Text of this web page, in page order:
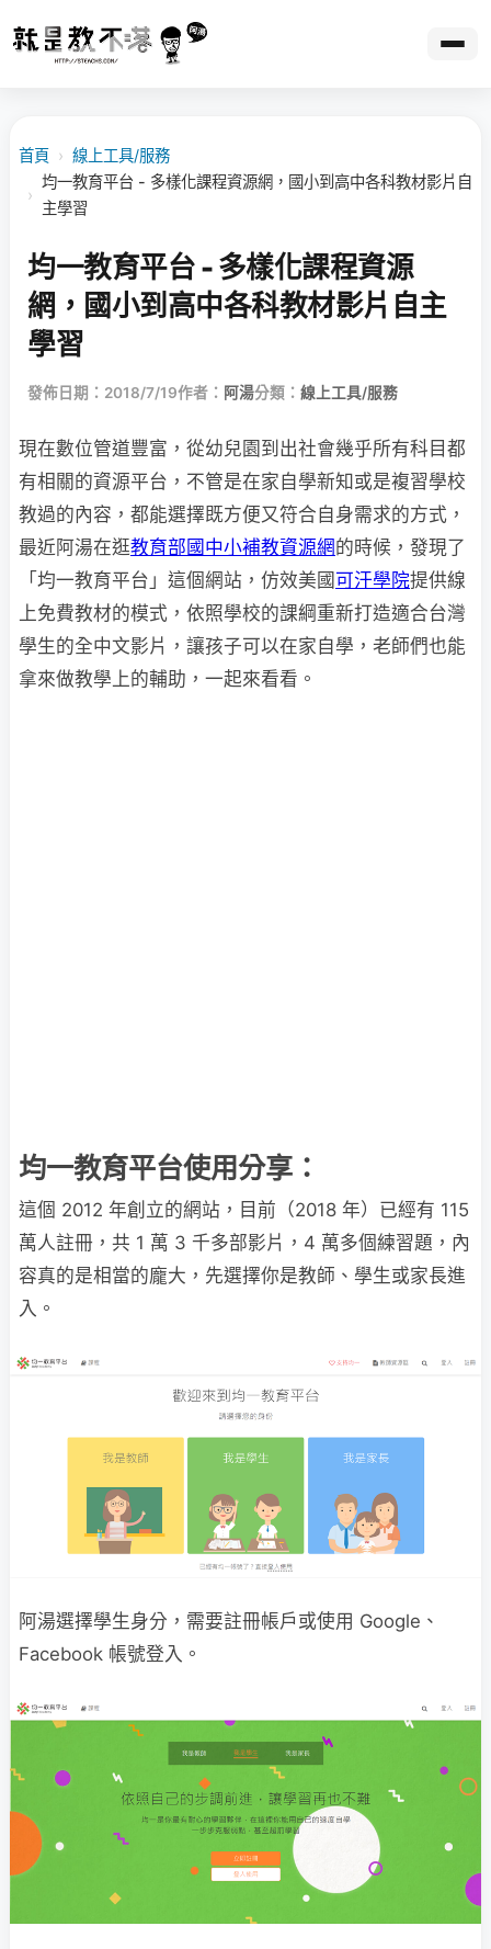
首頁 › 線上工具/服務
›
均一教育平台 - 多樣化課程資源網，國小到高中各科教材影片自
主學習
均一教育平台 - 多樣化課程資源
網，國小到高中各科教材影片自主
學習
發佈日期：2018/7/19作者： 阿湯分類： 線上工具/服務
現在數位管道豐富，從幼兒園到出社會幾乎所有科目都
有相關的資源平台，不管是在家自學新知或是複習學校
教過的內容，都能選擇既方便又符合自身需求的方式，
最近阿湯在逛教育部國中小補教資源網的時候，發現了
「均一教育平台」這個網站，仿效美國 可汗學院提供線
上免費教材的模式，依照學校的課綱重新打造適合台灣
學生的全中文影片，讓孩子可以在家自學，老師們也能
拿來做教學上的輔助，一起來看看。
均一教育平台使用分享：
這個 2012 年創立的網站，目前（2018 年）已經有 115
萬人註冊，共 1 萬 3 千多部影片，4 萬多個練習題，內
容真的是相當的龐大，先選擇你是教師、學生或家長進
入。
阿湯選擇學生身分，需要註冊帳戶或使用 Google、
Facebook 帳號登入。